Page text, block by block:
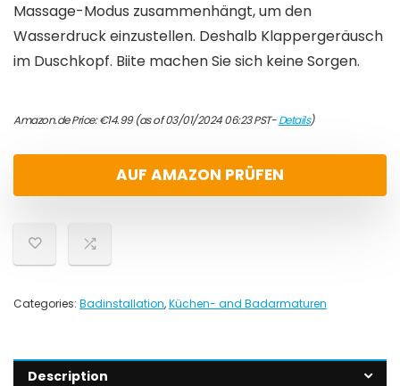
Massage-Modus zusammenhängt, um den
Wasserdruck einzustellen. Deshalb Klappergeräusch
im Duschkopf. Biite machen Sie sich keine Sorgen.
Amazon.de Price:€14.99(as of 03/01/2024 06:23 PST-Details)
AUF AMAZON PRÜFEN
Categories: Badinstallation,Küchen- and Badarmaturen
Description